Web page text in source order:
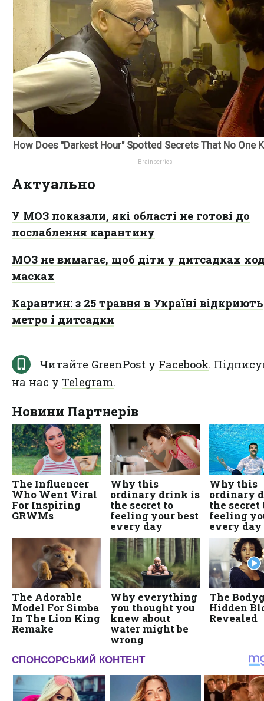
Актуально
У МОЗ показали, які області не готові до
послаблення карантину
МОЗ не вимагає, щоб діти у дитсадках
масках
Карантин: з 25 травня в Україні відкриють
метро і дитсадки
Читайте GreenPost у Facebook.
на нас у Telegram.